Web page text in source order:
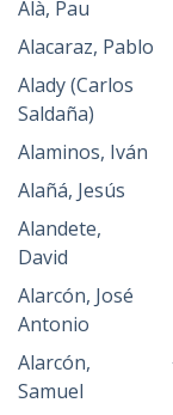
Alà, Pau
Alacaraz, Pablo
Alady (Carlos
Saldaña)
Alaminos, Iván
Alañá, Jesús
Alandete,
David
Alarcón, José
Antonio
Alarcón,
Samuel